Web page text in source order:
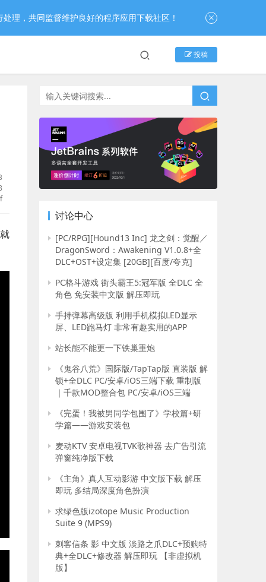
投稿
讨论中心
[PC/RPG][Hound13 Inc] 龙之剑：觉醒／
DragonSword：Awakening V1.0.8+全
DLC+OST+设定集 [20GB][百度/夸克]
PC格斗游戏 街头霸王5:冠军版 全DLC 全
角色 免安装中文版 解压即玩
手持弹幕高级版 利用手机模拟LED显示
屏、LED跑马灯 非常有趣实用的APP
站长能不能更一下铁巢重炮
《鬼谷八荒》国际版/TapTap版 直装版 解
锁+全DLC PC/安卓/iOS三端下载 重制版
｜千款MOD整合包 PC/安卓/iOS三端
《完蛋！我被男同学包围了》学校篇+研
学篇——游戏安装包
麦动KTV 安卓电视TVK歌神器 去广告引流
弹窗纯净版下载
《主角》真人互动影游 中文版下载 解压
即玩 多结局深度角色扮演
求绿色版izotope Music Production
Suite 9 (MPS9)
刺客信条 影 中文版 淡路之爪DLC+预购特
典+全DLC+修改器 解压即玩 【非虚拟机
版】
理，共同监督维护良好的程序应用下载社区！